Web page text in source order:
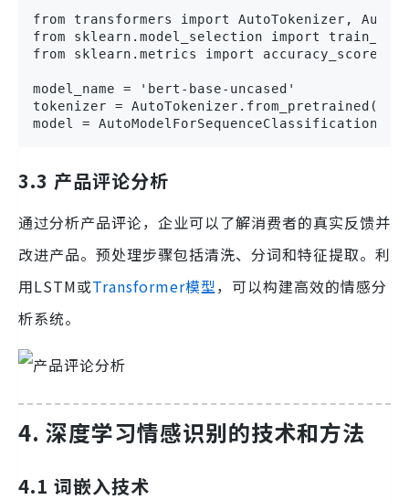
from transformers import AutoTokenizer,
from sklearn.model_selection import
from sklearn.metrics import accuracy_score,
model_name = 'bert-base-uncased'
tokenizer =
model =
3.3 产品评论分析
通过分析产品评论，企业可以了解消费者的真实反馈并
改进产品。预处理步骤包括清洗、分词和特征提取。利
用LSTM或Transformer模型，可以构建高效的情感分
析系统。
4. 深度学习情感识别的技术和方法
4.1 词嵌入技术